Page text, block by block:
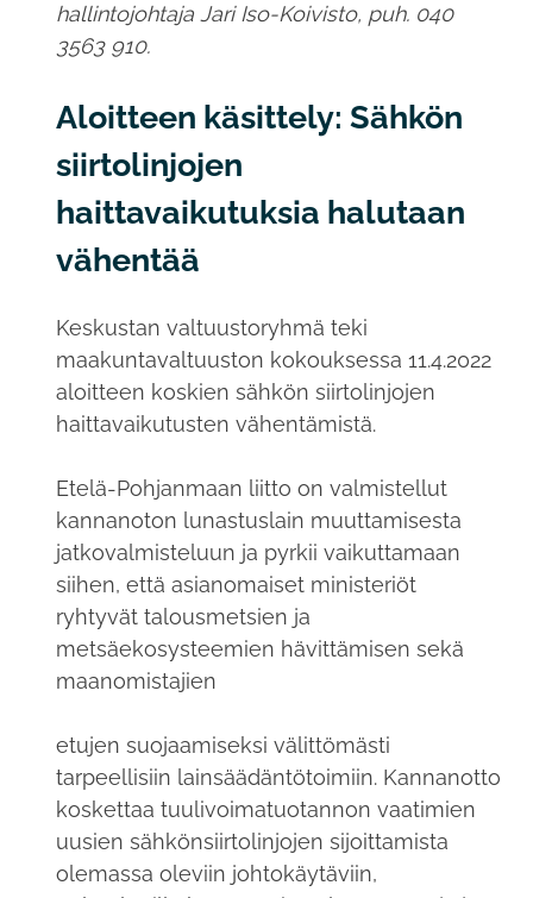
hallintojohtaja Jari Iso-Koivisto, puh. 040
3563 910.
Aloitteen käsittely: Sähkön
siirtolinjojen
haittavaikutuksia halutaan
vähentää
Keskustan valtuustoryhmä teki
maakuntavaltuuston kokouksessa 11.4.2022
aloitteen koskien sähkön siirtolinjojen
haittavaikutusten vähentämistä.
Etelä-Pohjanmaan liitto on valmistellut
kannanoton lunastuslain muuttamisesta
jatkovalmisteluun ja pyrkii vaikuttamaan
siihen, että asianomaiset ministeriöt
ryhtyvät talousmetsien ja
metsäekosysteemien hävittämisen sekä
maanomistajien
etujen suojaamiseksi välittömästi
tarpeellisiin lainsäädäntötoimiin. Kannanotto
koskettaa tuulivoimatuotannon vaatimien
uusien sähkönsiirtolinjojen sijoittamista
olemassa oleviin johtokäytäviin,